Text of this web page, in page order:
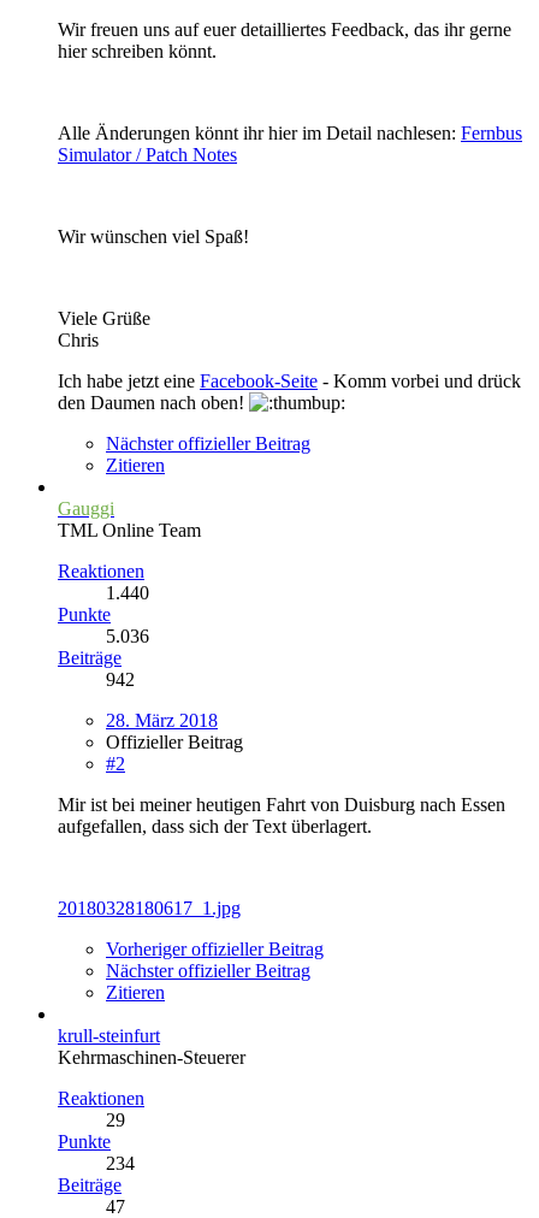
Wir freuen uns auf euer detailliertes Feedback, das ihr gerne
hier schreiben könnt.
Alle Änderungen könnt ihr hier im Detail nachlesen: Fernbus
Simulator / Patch Notes
Wir wünschen viel Spaß!
Viele Grüße
Chris
Ich habe jetzt eine Facebook-Seite - Komm vorbei und drück
den Daumen nach oben!
Nächster offizieller Beitrag
Zitieren
Gauggi
TML Online Team
Reaktionen
1.440
Punkte
5.036
Beiträge
942
28. März 2018
Offizieller Beitrag
#2
Mir ist bei meiner heutigen Fahrt von Duisburg nach Essen
aufgefallen, dass sich der Text überlagert.
20180328180617_1.jpg
Vorheriger offizieller Beitrag
Nächster offizieller Beitrag
Zitieren
krull-steinfurt
Kehrmaschinen-Steuerer
Reaktionen
29
Punkte
234
Beiträge
47